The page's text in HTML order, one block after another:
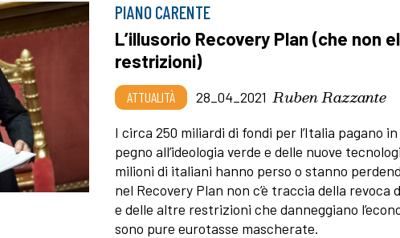
PIANO CARENTE
L’illusorio Recovery Plan (che non
restrizioni)
ATTUALITÀ 28_04_2021 Ruben Razzante
I circa 250 miliardi di fondi per l’Italia pagano
pegno all’ideologia verde e delle nuove
milioni di italiani hanno perso o stanno
nel Recovery Plan non c’è traccia della revoca
e delle altre restrizioni che danneggiano
sono pure eurotasse mascherate.